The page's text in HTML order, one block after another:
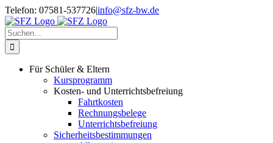
Zum
Inhalt
springen
Telefon: 07581-537726|info@sfz-bw.de
Suche
nach:
Für Schüler & Eltern
Kursprogramm
Kosten- und Unterrichtsbefreiung
Fahrtkosten
Rechnungsbelege
Unterrichtsbefreiung
Sicherheitsbestimmungen